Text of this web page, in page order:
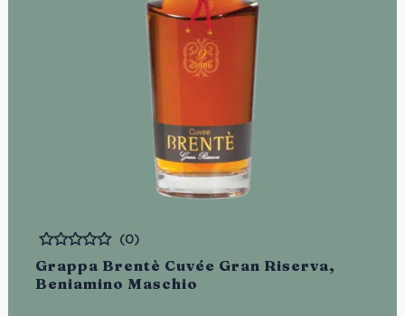
Grappa Brentè Cuvée Gran Riserva,
Beniamino Maschio
Bewertet
(0)